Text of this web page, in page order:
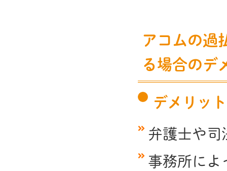
アコムの過
る場合のデ
デメリット
弁護士や司
事務所によ